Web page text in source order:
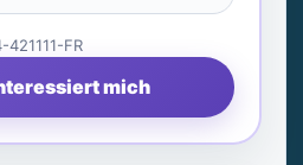
FR
mich